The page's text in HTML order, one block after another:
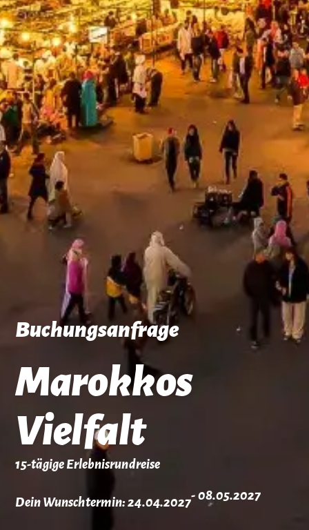
Buchungsanfrage
Marokkos
Vielfalt
15-tägige Erlebnisrundreise
Dein Wunschtermin: 24.04.2027- 08.05.2027